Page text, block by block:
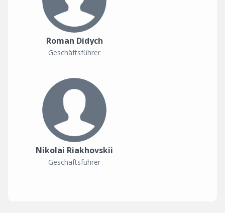
Roman Didych
Geschäftsführer
Nikolai Riakhovskii
Geschäftsführer